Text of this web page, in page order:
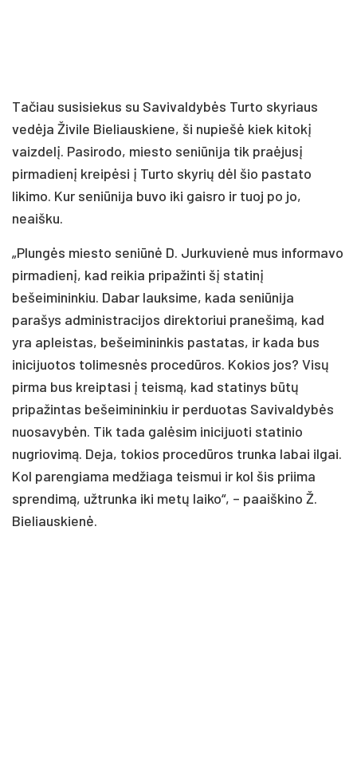
Tačiau susisiekus su Savivaldybės Turto skyriaus
vedėja Živile Bieliauskiene, ši nupiešė kiek kitokį
vaizdelį. Pasirodo, miesto seniūnija tik praėjusį
pirmadienį kreipėsi į Turto skyrių dėl šio pastato
likimo. Kur seniūnija buvo iki gaisro ir tuoj po jo,
neaišku.
„Plungės miesto seniūnė D. Jurkuvienė mus informavo
pirmadienį, kad reikia pripažinti šį statinį
bešeimininkiu. Dabar lauksime, kada seniūnija
parašys administracijos direktoriui pranešimą, kad
yra apleistas, bešeimininkis pastatas, ir kada bus
inicijuotos tolimesnės procedūros. Kokios jos? Visų
pirma bus kreiptasi į teismą, kad statinys būtų
pripažintas bešeimininkiu ir perduotas Savivaldybės
nuosavybėn. Tik tada galėsim inicijuoti statinio
nugriovimą. Deja, tokios procedūros trunka labai ilgai.
Kol parengiama medžiaga teismui ir kol šis priima
sprendimą, užtrunka iki metų laiko“, – paaiškino Ž.
Bieliauskienė.